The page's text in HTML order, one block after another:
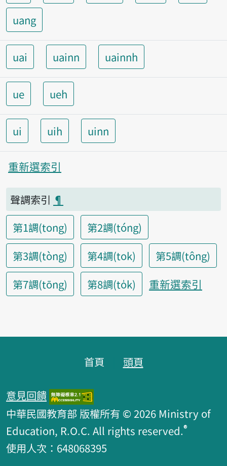
uang
uai uainn uainnh
ue ueh
ui uih uinn
重新選索引
聲調索引 ¶
第1調(tong)
第2調(tóng)
第3調(tòng)
第4調(tok)
第5調(tông)
第7調(tōng)
第8調(to̍k) 重新選索引
首頁 頭頁
意見回饋
中華民國教育部 版權所有 © 2026 Ministry of
Education, R.O.C. All rights reserved.®
使用人次：648068395